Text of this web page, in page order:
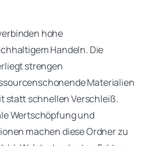
hohe
Handeln. Die
strengen
Materialien
statt schnellen Verschleiß.
Wertschöpfung und
machen diese Ordner zu